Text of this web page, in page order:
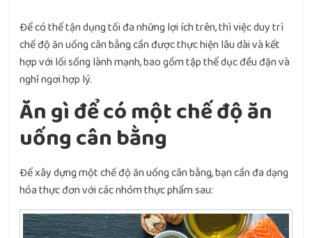
Để có thể tận dụng tối đa những lợi ích trên, thì việc duy trì
chế độ ăn uống cân bằng cần được thực hiện lâu dài và kết
hợp với lối sống lành mạnh, bao gồm tập thể dục đều đặn và
nghỉ ngơi hợp lý.
Ăn gì để có một chế độ ăn
uống cân bằng
Để xây dựng một chế độ ăn uống cân bằng, bạn cần đa dạng
hóa thực đơn với các nhóm thực phẩm sau: